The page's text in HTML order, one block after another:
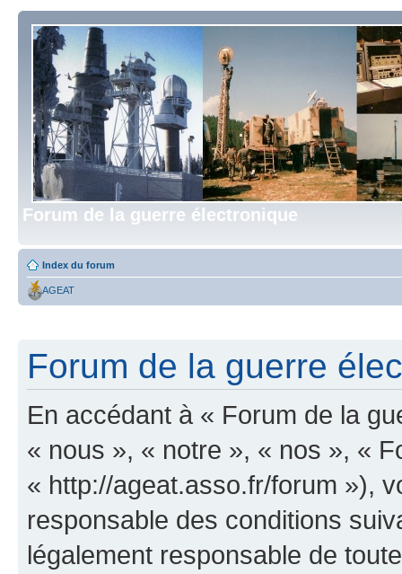
Forum de la guerre électronique
Index du forum
AGEAT
Forum de la guerre
En accédant à « Forum de la
« nous », « notre », « nos », «
« http://ageat.asso.fr/forum »),
responsable des conditions
légalement responsable de